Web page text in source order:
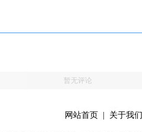
暂无评论
网站首页 关于我们